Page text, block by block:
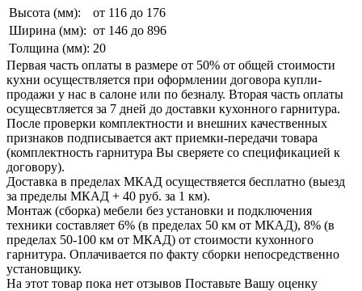
Высота (мм):
от 116 до 176
Ширина (мм): от 146 до 896
Толщина (мм): 20
Первая часть оплаты в размере от 50% от общей стоимости
кухни осуществляется при оформлении договора купли-
продажи у нас в салоне или по безналу. Вторая часть оплаты
осущесвтляется за 7 дней до доставки кухонного гарнитура.
После проверки комплектности и внешних качественных
признаков подписывается акт приемки-передачи товара
(комплектность гарнитура Вы сверяете со спецификацией к
договору).
Доставка в пределах МКАД осуществяется бесплатно (выезд
за пределы МКАД + 40 руб. за 1 км).
Монтаж (сборка) мебели без установки и подключения
техники составляет 6% (в пределах 50 км от МКАД), 8% (в
пределах 50-100 км от МКАД) от стоимости кухонного
гарнитура. Оплачивается по факту сборки непосредственно
установщику.
На этот товар пока нет отзывов Поставьте Вашу оценку